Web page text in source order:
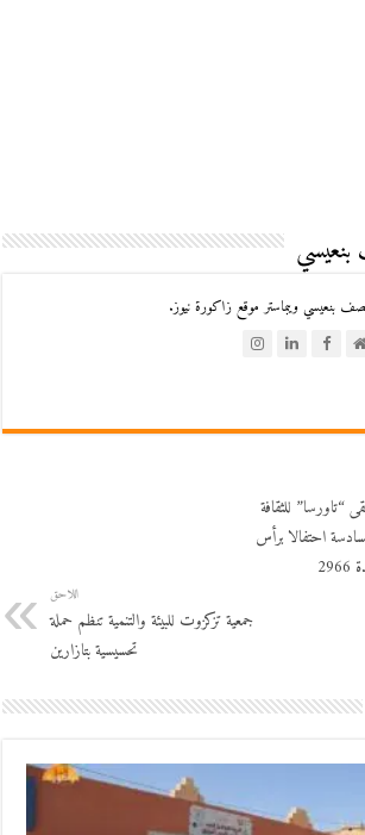
بنعيسي ويبماستر موقع زاكورة نيوز.
“تاورسا” للثقافة
احتفالا برأس
اللاحق
جمعية تزكزوت للبيئة والتنمية تنظم حملة
تحسيسية بتازارين